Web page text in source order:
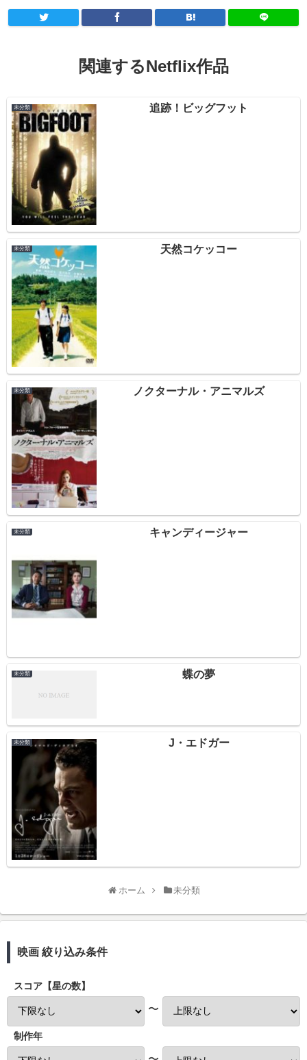
関連するNetflix作品
未分類 追跡！ビッグフット
未分類 天然コケッコー
未分類 ノクターナル・アニマルズ
未分類 キャンディージャー
未分類 蝶の夢
未分類 J・エドガー
ホーム 未分類
映画 絞り込み条件
スコア【星の数】
〜
制作年